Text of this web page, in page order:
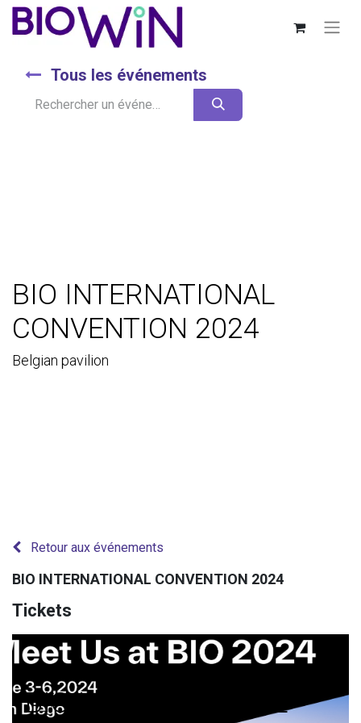
Tous les événements
BIO INTERNATIONAL
CONVENTION 2024
Belgian pavilion
Retour aux événements
BIO INTERNATIONAL CONVENTION 2024
Tickets
BIO INTERNATIONAL